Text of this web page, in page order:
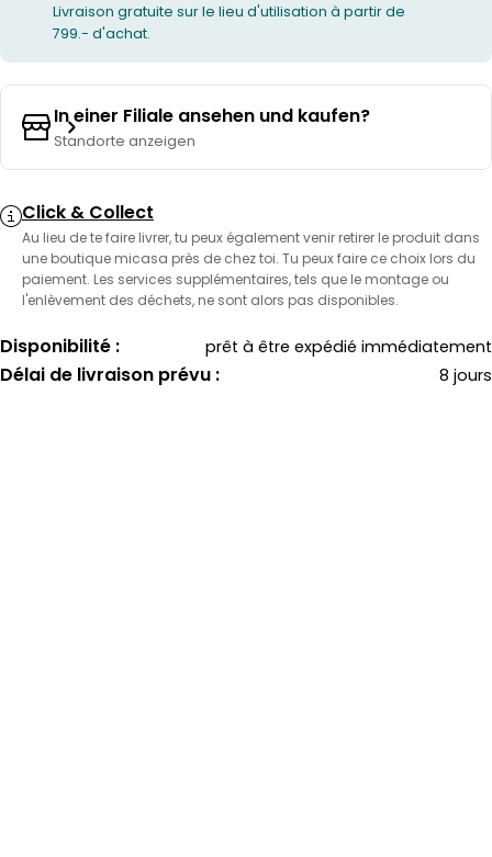
Livraison gratuite sur le lieu d'utilisation à partir de
799.- d'achat.
In einer Filiale ansehen und kaufen?
Standorte anzeigen
Click & Collect
Au lieu de te faire livrer, tu peux également venir retirer le produit dans
une boutique micasa près de chez toi. Tu peux faire ce choix lors du
paiement. Les services supplémentaires, tels que le montage ou
l'enlèvement des déchets, ne sont alors pas disponibles.
Disponibilité : prêt à être expédié immédiatement
Délai de livraison prévu : 8 jours